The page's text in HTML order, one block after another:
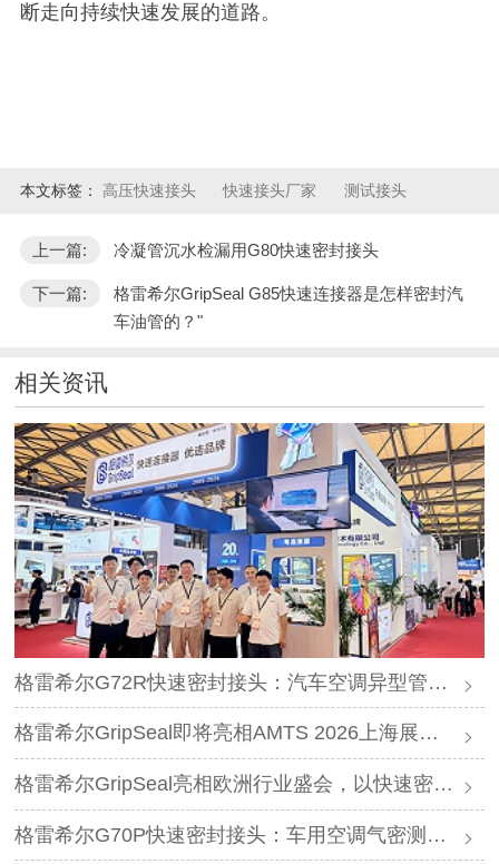
断走向持续快速发展的道路。
本文标签： 高压快速接头 快速接头厂家 测试接头
上一篇: 冷凝管沉水检漏用G80快速密封接头
下一篇:
格雷希尔GripSeal G85快速连接器是怎样密封汽
车油管的？"
相关资讯
格雷希尔G72R快速密封接头：汽车空调异型管口测试方案
格雷希尔GripSeal即将亮相AMTS 2026上海展，以密封技术赋能汽车制造
格雷希尔GripSeal亮相欧洲行业盛会，以快速密封技术赋能欧洲新能源产业链
格雷希尔G70P快速密封接头：车用空调气密测试的可靠选择